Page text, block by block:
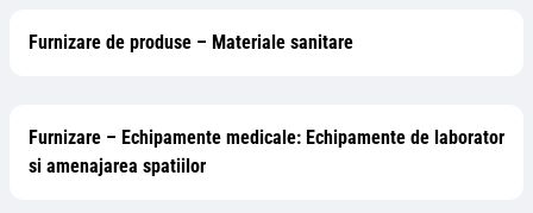
Furnizare de produse – Materiale sanitare
Furnizare – Echipamente medicale: Echipamente de laborator
si amenajarea spatiilor